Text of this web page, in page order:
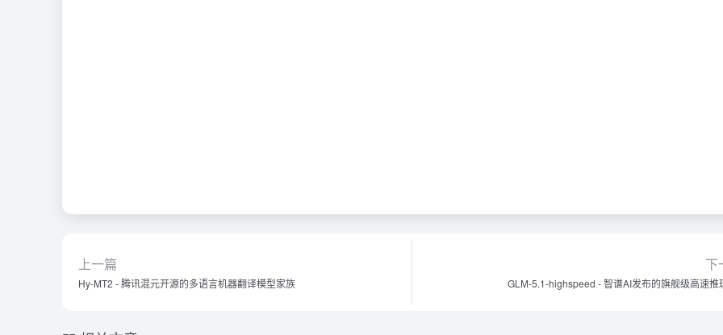
上一篇
Hy-MT2 - 腾讯混元开源的多语言机器翻译模型家族
下
GLM-5.1-highspeed - 智谱AI发布的旗舰级高速推